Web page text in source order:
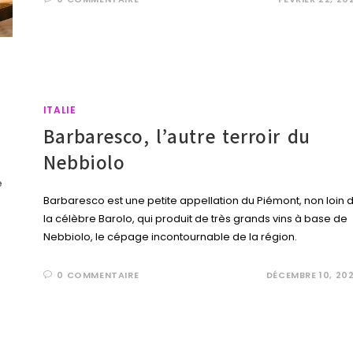
ITALIE
Barbaresco, l’autre terroir du
Nebbiolo
Barbaresco est une petite appellation du Piémont, non loin
la célèbre Barolo, qui produit de très grands vins à base de
Nebbiolo, le cépage incontournable de la région.
0 COMMENTAIRE DÉCEMBRE 10,